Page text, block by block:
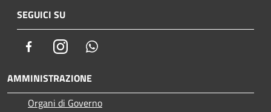
SEGUICI SU
FacebookInstagram
AMMINISTRAZIONE
Organi di Governo